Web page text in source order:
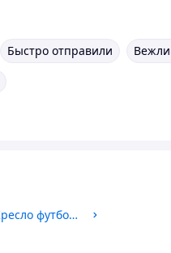
Быстро отправили
Кресло мешок пуф мяч, Кресло футбольное 100 см, Безкаркасна мебель, Кресло-мешок мяч для дома